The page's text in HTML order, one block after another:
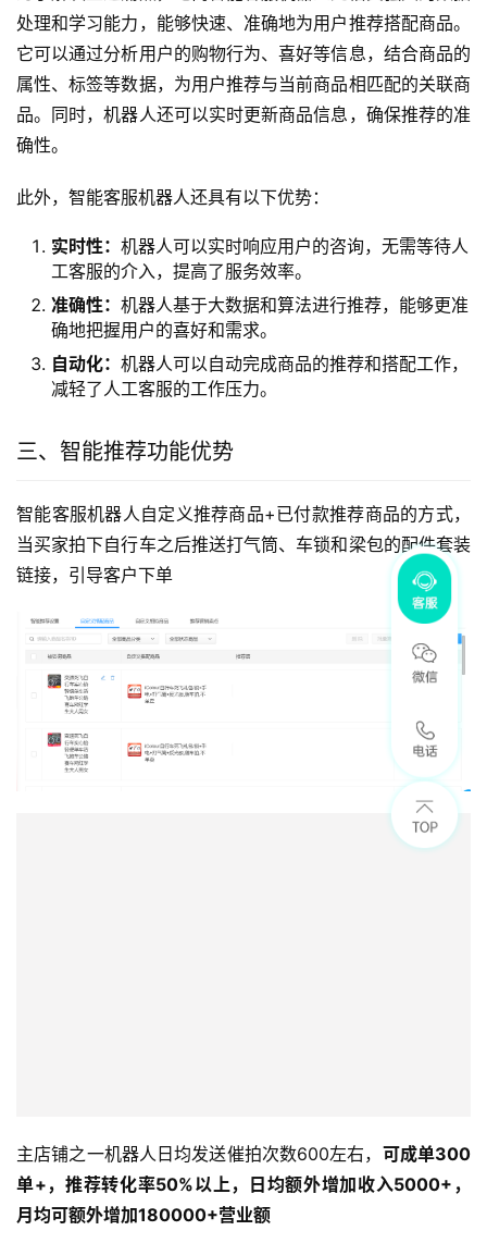
处理和学习能力，能够快速、准确地为用户推荐搭配商品。
它可以通过分析用户的购物行为、喜好等信息，结合商品的
属性、标签等数据，为用户推荐与当前商品相匹配的关联商
品。同时，机器人还可以实时更新商品信息，确保推荐的准
确性。
此外，智能客服机器人还具有以下优势：
实时性： 机器人可以实时响应用户的咨询，无需等待人
工客服的介入，提高了服务效率。
准确性： 机器人基于大数据和算法进行推荐，能够更准
确地把握用户的喜好和需求。
自动化： 机器人可以自动完成商品的推荐和搭配工作，
减轻了人工客服的工作压力。
三、智能推荐功能优势
智能客服机器人自定义推荐商品+已付款推荐商品的方式，
当买家拍下自行车之后推送打气筒、车锁和梁包的配件套装
链接，引导客户下单
主店铺之一机器人日均发送催拍次数600左右， 可成单300
单+，推荐转化率50%以上，日均额外增加收入5000+，
月均可额外增加180000+营业额